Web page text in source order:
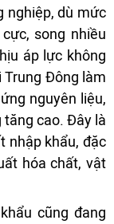
nghiệp, dù mức
song nhiều
áp lực không
Trung Đông làm
nguyên liệu,
tăng cao. Đây là
nhập khẩu, đặc
hóa chất, vật
cũng đang